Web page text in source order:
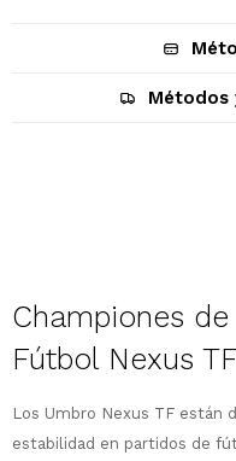
Métodos
Championes
Fútbol Nexus TF
Los Umbro Nexus TF están
estabilidad en partidos de
Comprá en 3